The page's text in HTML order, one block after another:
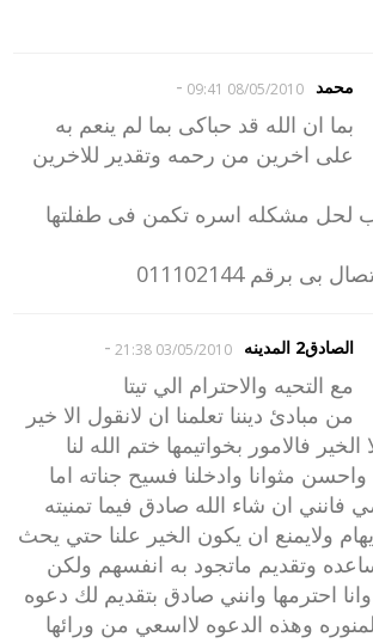
محمد 08/05/2010 09:41
-
بما ان الله قد حباكى بما لم ينعم به
على اخرين من رحمه وتقدير للاخرين
لحل مشكله اسره تكمن فى طفلتها
بى برقم 011102144
الصادق2 المدينه 03/05/2010 21:38
-
مع التحيه والاحترام الي تيتا
من مبادئ ديننا تعلمنا ان لانقول الا خير
فالامور بخواتيمها ختم الله لنا
مثوانا وادخلنا فسيح جناته اما
فانني ان شاء الله صادق فيما تمنيته
ولايمنع ان يكون الخير علنا حتي يحث
وتقديم ماتجود به انفسهم ولكن
احترمها وانني صادق بتقديم لك دعوه
وهذه الدعوه لااسعي من ورائها